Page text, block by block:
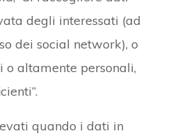
degli interessati (ad
dei social network), o
o altamente personali,
quando i dati in